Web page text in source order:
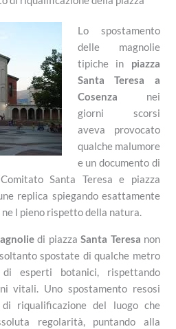
Lo spostamento
delle magnolie
tipiche in piazza
Santa Teresa a
Cosenza nei
giorni scorsi
aveva provocato
qualche malumore
e un documento di
Santa Teresa e piazza
replica spiegando esattamente
ne l pieno rispetto della natura.
di piazza Santa Teresa non
spostate di qualche metro
esperti botanici, rispettando
vitali. Uno spostamento resosi
riqualificazione del luogo che
regolarità, puntando alla